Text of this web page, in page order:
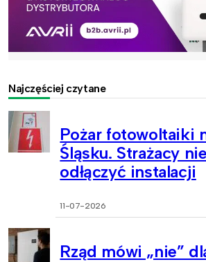
Najczęściej czytane
Pożar fotowoltaiki
Śląsku. Strażacy
odłączyć instalacji
11-07-2026
Rząd mówi „nie”